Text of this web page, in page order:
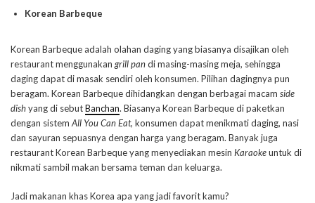
Korean Barbeque
Korean Barbeque adalah olahan daging yang biasanya disajikan oleh
restaurant menggunakangrill pandi masing-masing meja, sehingga
daging dapat di masak sendiri oleh konsumen. Pilihan dagingnya pun
beragam. Korean Barbeque dihidangkan dengan berbagai macam side
dishyang di sebutBanchan. Biasanya Korean Barbeque di paketkan
dengan sistemAll You Can Eat, konsumen dapat menikmati daging, nasi
dan sayuran sepuasnya dengan harga yang beragam. Banyak juga
restaurant Korean Barbeque yang menyediakan mesin Karaokeuntuk di
nikmati sambil makan bersama teman dan keluarga.
Jadi makanan khas Korea apa yang jadi favorit kamu?